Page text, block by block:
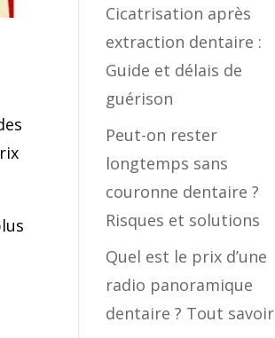
Cicatrisation après
extraction dentaire :
Guide et délais de
guérison
Peut-on rester
longtemps sans
couronne dentaire ?
Risques et solutions
Quel est le prix d’une
radio panoramique
dentaire ? Tout savoir